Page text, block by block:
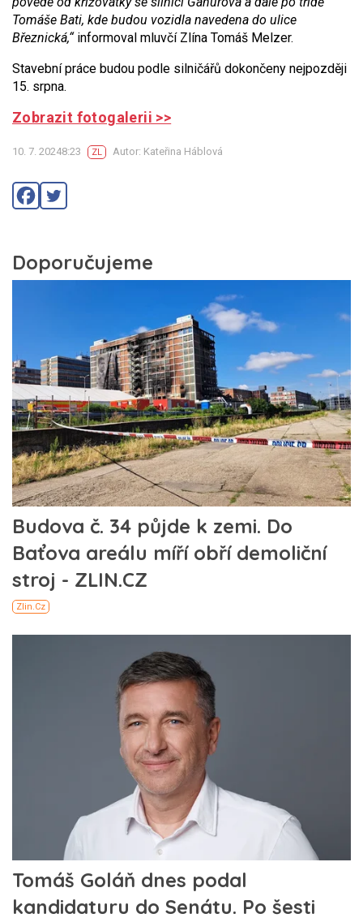
Tomáše Bati, kde budou vozidla navedena do ulice
Březnická,“informoval mluvčí Zlína Tomáš Melzer.
Stavební práce budou podle silničářů dokončeny nejpozději
15. srpna.
Zobrazit fotogalerii >>
10. 7. 20248:23 ZL Autor: Kateřina Háblová